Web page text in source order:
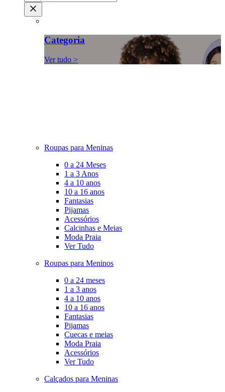
Categoria
Ver tudo >
Roupas para Meninas
0 a 24 Meses
1 a 3 Anos
4 a 10 anos
10 a 16 anos
Fantasias
Pijamas
Acessórios
Calcinhas e Meias
Moda Praia
Ver Tudo
Roupas para Meninos
0 a 24 meses
1 a 3 anos
4 a 10 anos
10 a 16 anos
Fantasias
Pijamas
Cuecas e meias
Moda Praia
Acessórios
Ver Tudo
Calçados para Meninas